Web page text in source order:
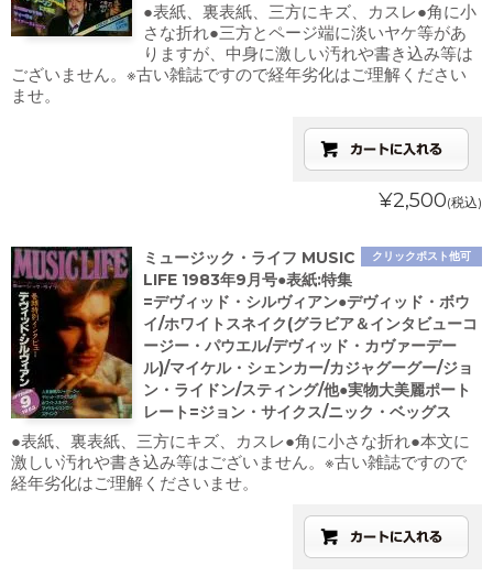
●表紙、裏表紙、三方にキズ、カスレ●角に小
さな折れ●三方とページ端に淡いヤケ等があ
りますが、中身に激しい汚れや書き込み等は
ございません。※古い雑誌ですので経年劣化はご理解ください
ませ。
¥2,500(税込)
クリックポスト他可
ミュージック・ライフ MUSIC
LIFE 1983年9月号●表紙:特集
=デヴィッド・シルヴィアン●デヴィッド・ボウ
イ/ホワイトスネイク(グラビア＆インタビューコ
ージー・パウエル/デヴィッド・カヴァーデー
ル)/マイケル・シェンカー/カジャグーグー/ジョ
ン・ライドン/スティング/他●実物大美麗ポート
レート=ジョン・サイクス/ニック・ベッグス
●表紙、裏表紙、三方にキズ、カスレ●角に小さな折れ●本文に
激しい汚れや書き込み等はございません。※古い雑誌ですので
経年劣化はご理解くださいませ。